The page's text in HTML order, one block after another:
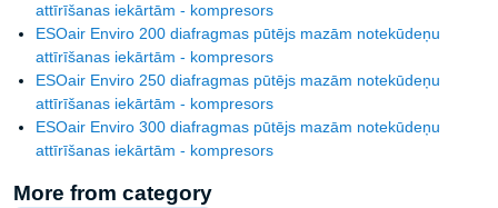
attīrīšanas iekārtām - kompresors
ESOair Enviro 200 diafragmas pūtējs mazām notekūdeņu
attīrīšanas iekārtām - kompresors
ESOair Enviro 250 diafragmas pūtējs mazām notekūdeņu
attīrīšanas iekārtām - kompresors
ESOair Enviro 300 diafragmas pūtējs mazām notekūdeņu
attīrīšanas iekārtām - kompresors
More from category